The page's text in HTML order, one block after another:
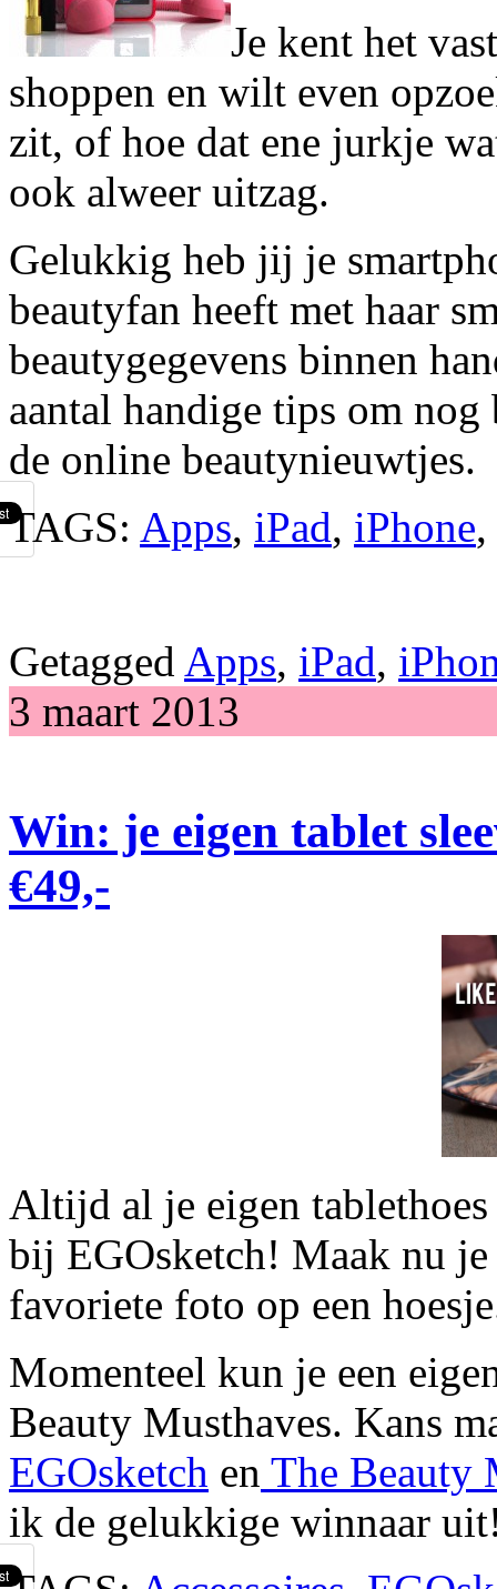
Je kent het
shoppen en wilt even
zit, of hoe dat ene jurkje
ook alweer uitzag.
Gelukkig heb jij je
beautyfan heeft met haar
beautygegevens binnen
aantal handige tips om
de online beautynieuwtjes.
TAGS: Apps, iPad, iPhone,
Getagged Apps, iPad,
3 maart 2013
Win: je eigen tablet
€49,-
Altijd al je eigen
bij EGOsketch! Maak nu
favoriete foto op een
Momenteel kun je een
Beauty Musthaves. Kans
EGOsketch en The Beauty
ik de gelukkige winnaar